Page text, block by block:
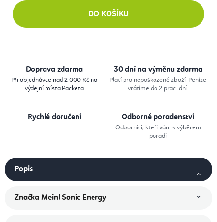
DO KOŠÍKU
Doprava zdarma
Při objednávce nad 2 000 Kč na
výdejní místa Packeta
30 dní na výměnu zdarma
Platí pro nepoškozené zboží. Peníze
vrátíme do 2 prac. dní.
Rychlé doručení Odborné poradenství
Odborníci, kteří vám s výběrem
poradí
Popis
Značka Meinl Sonic Energy